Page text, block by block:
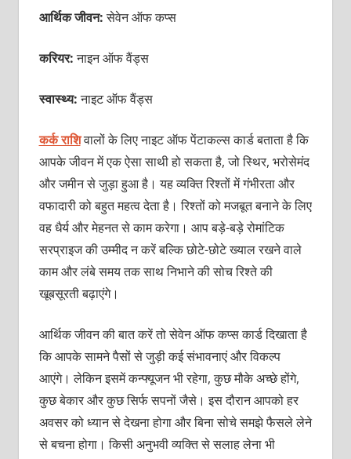
आर्थिक जीवन:सेवेन ऑफ कप्स
करियर:नाइन ऑफ वैंड्स
स्वास्थ्य:नाइट ऑफ वैंड्स
कर्क राशिवालों के लिए नाइट ऑफ पेंटाकल्स कार्ड बताता है कि
आपके जीवन में एक ऐसा साथी हो सकता है, जो स्थिर, भरोसेमंद
और जमीन से जुड़ा हुआ है। यह व्यक्ति रिश्तों में गंभीरता और
वफादारी को बहुत महत्व देता है। रिश्तों को मजबूत बनाने के लिए
वह धैर्य और मेहनत से काम करेगा। आप बड़े-बड़े रोमांटिक
सरप्राइज की उम्मीद न करें बल्कि छोटे-छोटे ख्याल रखने वाले
काम और लंबे समय तक साथ निभाने की सोच रिश्ते की
खूबसूरती बढ़ाएंगे।
आर्थिक जीवन की बात करें तो सेवेन ऑफ कप्स कार्ड दिखाता है
कि आपके सामने पैसों से जुड़ी कई संभावनाएं और विकल्प
आएंगे। लेकिन इसमें कन्फ्यूजन भी रहेगा, कुछ मौके अच्छे होंगे,
कुछ बेकार और कुछ सिर्फ सपनों जैसे। इस दौरान आपको हर
अवसर को ध्यान से देखना होगा और बिना सोचे समझे फैसले लेने
से बचना होगा। किसी अनुभवी व्यक्ति से सलाह लेना भी